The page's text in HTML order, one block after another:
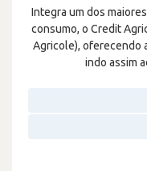
Integra um dos
consumo, o Credit
Agricole), oferecendo
indo assim